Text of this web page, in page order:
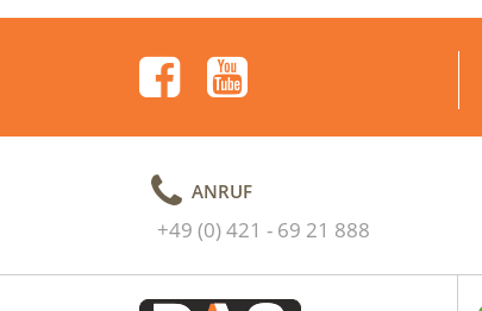
ANRUF
+49 (0) 421 - 69 21 888